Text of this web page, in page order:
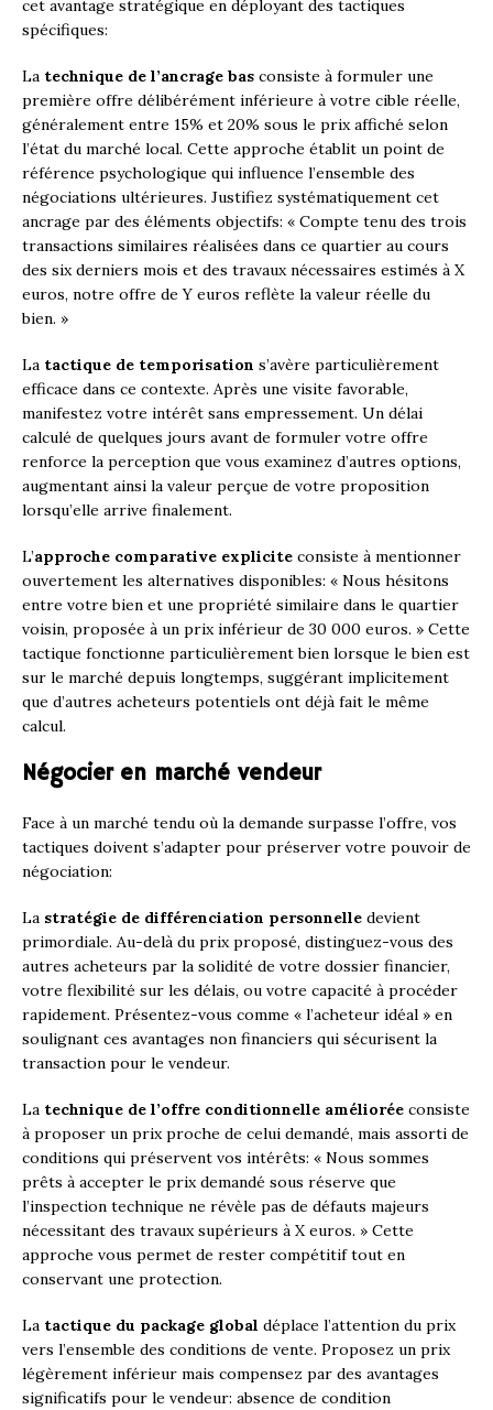
cet avantage stratégique en déployant des tactiques
spécifiques:
La technique de l’ancrage bas consiste à formuler une
première offre délibérément inférieure à votre cible réelle,
généralement entre 15% et 20% sous le prix affiché selon
l’état du marché local. Cette approche établit un point de
référence psychologique qui influence l’ensemble des
négociations ultérieures. Justifiez systématiquement cet
ancrage par des éléments objectifs: « Compte tenu des trois
transactions similaires réalisées dans ce quartier au cours
des six derniers mois et des travaux nécessaires estimés à X
euros, notre offre de Y euros reflète la valeur réelle du
bien. »
La tactique de temporisation s’avère particulièrement
efficace dans ce contexte. Après une visite favorable,
manifestez votre intérêt sans empressement. Un délai
calculé de quelques jours avant de formuler votre offre
renforce la perception que vous examinez d’autres options,
augmentant ainsi la valeur perçue de votre proposition
lorsqu’elle arrive finalement.
L’approche comparative explicite consiste à mentionner
ouvertement les alternatives disponibles: « Nous hésitons
entre votre bien et une propriété similaire dans le quartier
voisin, proposée à un prix inférieur de 30 000 euros. » Cette
tactique fonctionne particulièrement bien lorsque le bien est
sur le marché depuis longtemps, suggérant implicitement
que d’autres acheteurs potentiels ont déjà fait le même
calcul.
Négocier en marché vendeur
Face à un marché tendu où la demande surpasse l’offre, vos
tactiques doivent s’adapter pour préserver votre pouvoir de
négociation:
La stratégie de différenciation personnelle devient
primordiale. Au-delà du prix proposé, distinguez-vous des
autres acheteurs par la solidité de votre dossier financier,
votre flexibilité sur les délais, ou votre capacité à procéder
rapidement. Présentez-vous comme « l’acheteur idéal » en
soulignant ces avantages non financiers qui sécurisent la
transaction pour le vendeur.
La technique de l’offre conditionnelle améliorée consiste
à proposer un prix proche de celui demandé, mais assorti de
conditions qui préservent vos intérêts: « Nous sommes
prêts à accepter le prix demandé sous réserve que
l’inspection technique ne révèle pas de défauts majeurs
nécessitant des travaux supérieurs à X euros. » Cette
approche vous permet de rester compétitif tout en
conservant une protection.
La tactique du package global déplace l’attention du prix
vers l’ensemble des conditions de vente. Proposez un prix
légèrement inférieur mais compensez par des avantages
significatifs pour le vendeur: absence de condition